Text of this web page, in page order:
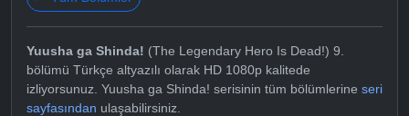
Yuusha ga Shinda! (The Legendary Hero Is Dead!) 9.
bölümü Türkçe altyazılı olarak HD 1080p kalitede
izliyorsunuz. Yuusha ga Shinda! serisinin tüm bölümlerine seri
sayfasından ulaşabilirsiniz.